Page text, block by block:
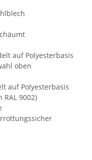
auf Polyesterbasis
oben
auf Polyesterbasis
9002)